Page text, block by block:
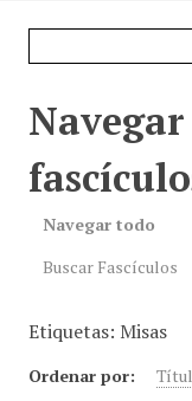
Navegar todo
Buscar Fascículos
Etiquetas: Misas
Ordenar por: